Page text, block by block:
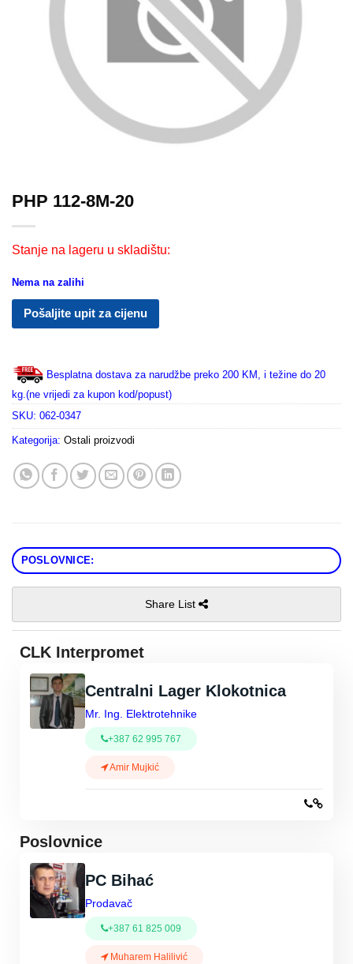
PHP 112-8M-20
Stanje na lageru u skladištu:
Nema na zalihi
Pošaljite upit za cijenu
Besplatna dostava za narudžbe preko 200 KM, i težine do 20
kg.(ne vrijedi za kupon kod/popust)
SKU: 062-0347
Kategorija: Ostali proizvodi
POSLOVNICE:
Share List
CLK Interpromet
Centralni Lager Klokotnica
Mr. Ing. Elektrotehnike
+387 62 995 767
Amir Mujkić
Poslovnice
PC Bihać
Prodavač
+387 61 825 009
Muharem Halilivić